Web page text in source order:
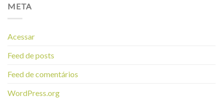
META
Acessar
Feed de posts
Feed de comentários
WordPress.org